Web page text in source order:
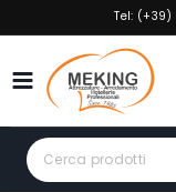
to
Tel: (+39)
Search
for: